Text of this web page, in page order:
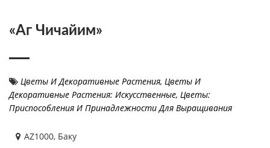
«Аг Чичайим»
Цветы И Декоративные Растения, Цветы И
Декоративные Растения: Искусственные, Цветы:
Приспособления И Принадлежности Для Выращивания
AZ1000, Баку